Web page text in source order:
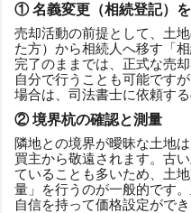
① 名義変更（相続登記）
売却活動の前提として、土
た方）から相続人へ移す「
完了のままでは、正式な売
自分で行うことも可能です
場合は、司法書士に依頼する
② 境界杭の確認と測量
隣地との境界が曖昧な土地
買主から敬遠されます。古
ていることも多いため、土
量」を行うのが一般的です
自信を持って価格設定ができ